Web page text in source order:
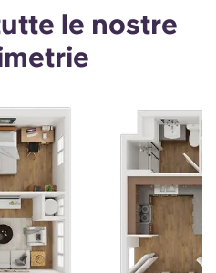
le nostre